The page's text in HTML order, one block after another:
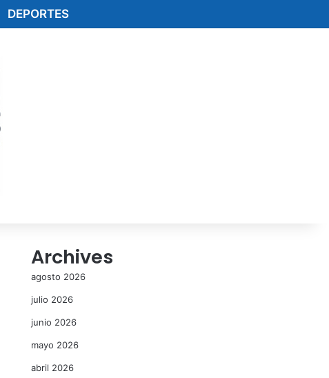
DEPORTES
Archives
agosto 2026
julio 2026
junio 2026
mayo 2026
abril 2026